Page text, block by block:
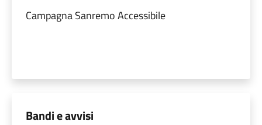
Campagna Sanremo Accessibile
Bandi e avvisi